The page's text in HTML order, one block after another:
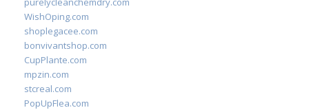
WishOping.com
shoplegacee.com
bonvivantshop.com
CupPlante.com
mpzin.com
stcreal.com
PopUpFlea.com